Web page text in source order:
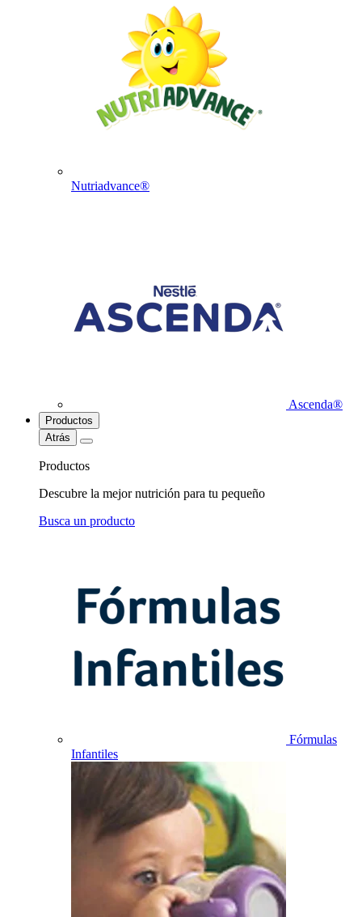
Nutriadvance®
Ascenda®
Productos
Atrás
Productos
Descubre la mejor nutrición para tu pequeño
Busca un producto
Fórmulas
Infantiles